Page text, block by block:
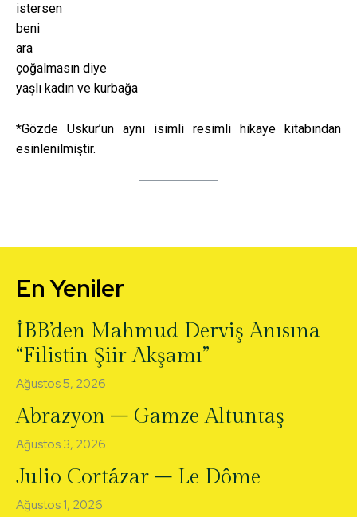
istersen
beni
ara
çoğalmasın diye
yaşlı kadın ve kurbağa
*Gözde Uskur’un aynı isimli resimli hikaye kitabından
esinlenilmiştir.
En Yeniler
İBB’den Mahmud Derviş Anısına
“Filistin Şiir Akşamı”
Ağustos 5, 2026
Abrazyon – Gamze Altuntaş
Ağustos 3, 2026
Julio Cortázar – Le Dôme
Ağustos 1, 2026